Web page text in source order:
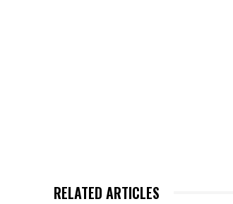
RELATED ARTICLES